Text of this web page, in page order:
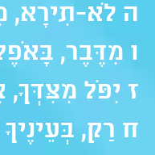
ה לֹא-תִירָא,
ו מִדֶּבֶר,
ז יִפֹּל מִצִּדְּךָ,
ח רַק,